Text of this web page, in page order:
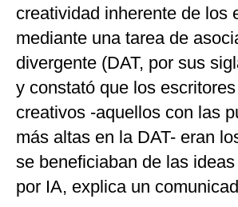
creatividad inherente de los
mediante una tarea de
divergente (DAT, por sus
y constató que los
creativos -aquellos con las
más altas en la DAT- eran
se beneficiaban de las
por IA, explica un